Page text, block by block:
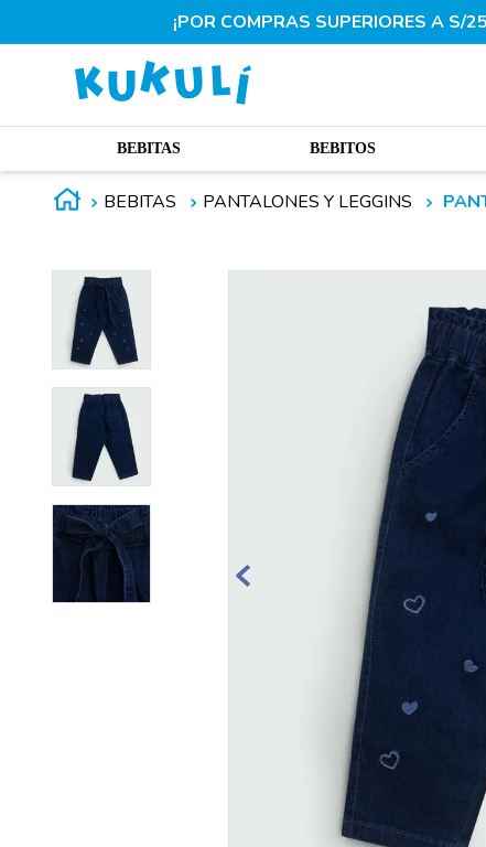
¡POR COMPRAS SUPERIORES A S/
BEBITAS BEBITOS
BEBITAS PANTALONES Y LEGGINS